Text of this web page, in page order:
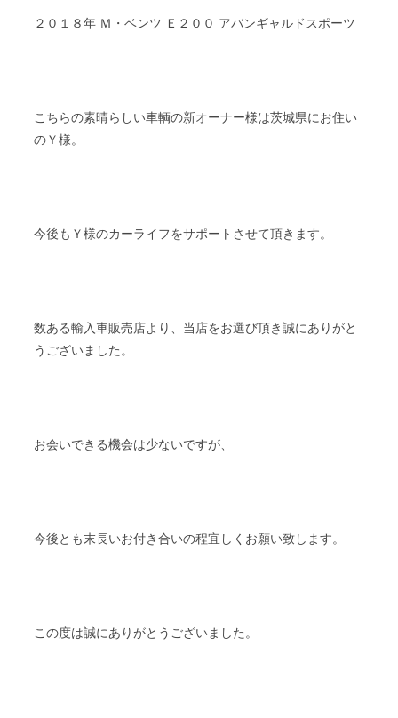
２０１８年 Ｍ・ベンツ Ｅ２００ アバンギャルドスポーツ
こちらの素晴らしい車輌の新オーナー様は茨城県にお住い
のＹ様。
今後もＹ様のカーライフをサポートさせて頂きます。
数ある輸入車販売店より、当店をお選び頂き誠にありがと
うございました。
お会いできる機会は少ないですが、
今後とも末長いお付き合いの程宜しくお願い致します。
この度は誠にありがとうございました。